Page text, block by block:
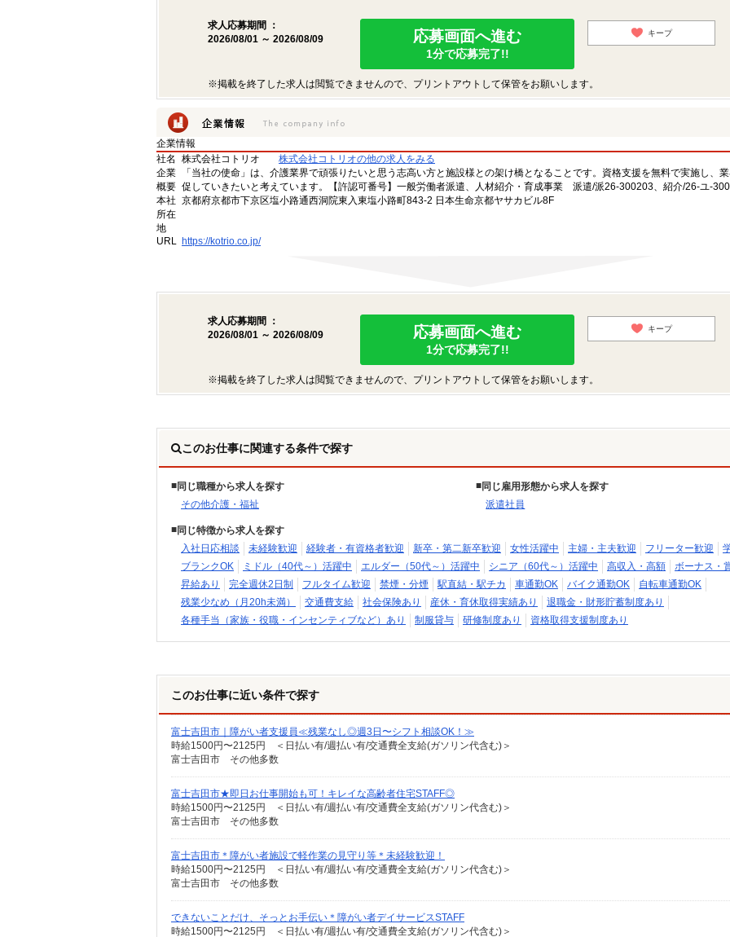
求人応募期間 ：
2026/08/01 ～ 2026/08/09
応募画面へ進む
1分で応募完了!!
キープ
※掲載を終了した求人は閲覧できませんので、プリントアウトして保管をお願いします。
企業情報
社名
株式会社コトリオ
株式会社コトリオの他の求人をみる
企業
概要
「当社の使命」は、介護業界で頑張りたいと思う志高い方と施設様との架け橋となることです。資格支援を無料で実施し、
促していきたいと考えています。【許認可番号】一般労働者派遣、人材紹介・育成事業 派遣/派26-300203、紹介/26-ユ-
本社
所在
地
京都府京都市下京区塩小路通西洞院東入東塩小路町843-2 日本生命京都ヤサカビル8F
URL https://kotrio.co.jp/
求人応募期間 ：
2026/08/01 ～ 2026/08/09
応募画面へ進む
1分で応募完了!!
キープ
※掲載を終了した求人は閲覧できませんので、プリントアウトして保管をお願いします。
このお仕事に関連する条件で探す
同じ職種から求人を探す
その他介護・福祉
同じ雇用形態から求人を探す
派遣社員
同じ特徴から求人を探す
入社日応相談
未経験歓迎 経験者・有資格者歓迎 新卒・第二新卒歓迎 女性活躍中 主婦・主夫歓迎 フリーター歓迎
ブランクOK
ミドル（40代～）活躍中 エルダー（50代～）活躍中 シニア（60代～）活躍中 高収入・高額
ボーナス・
昇給あり
完全週休2日制 フルタイム歓迎 禁煙・分煙 駅直結・駅チカ 車通勤OK バイク通勤OK
自転車通勤OK
残業少なめ（月20h未満）
交通費支給 社会保険あり 産休・育休取得実績あり
退職金・財形貯蓄制度あり
各種手当（家族・役職・インセンティブなど）あり
制服貸与 研修制度あり 資格取得支援制度あり
このお仕事に近い条件で探す
富士吉田市｜障がい者支援員≪残業なし◎週3日〜シフト相談OK！≫
時給1500円〜2125円 ＜日払い有/週払い有/交通費全支給(ガソリン代含む)＞
富士吉田市 その他多数
富士吉田市★即日お仕事開始も可！キレイな高齢者住宅STAFF◎
時給1500円〜2125円 ＜日払い有/週払い有/交通費全支給(ガソリン代含む)＞
富士吉田市 その他多数
富士吉田市＊障がい者施設で軽作業の見守り等＊未経験歓迎！
時給1500円〜2125円 ＜日払い有/週払い有/交通費全支給(ガソリン代含む)＞
富士吉田市 その他多数
できないことだけ、そっとお手伝い＊障がい者デイサービスSTAFF
時給1500円〜2125円 ＜日払い有/週払い有/交通費全支給(ガソリン代含む)＞